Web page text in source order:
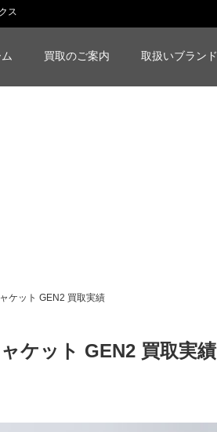
ス
買取のご案内 取扱いブランド
ケット GEN2 買取実績
ケット GEN2 買取実績